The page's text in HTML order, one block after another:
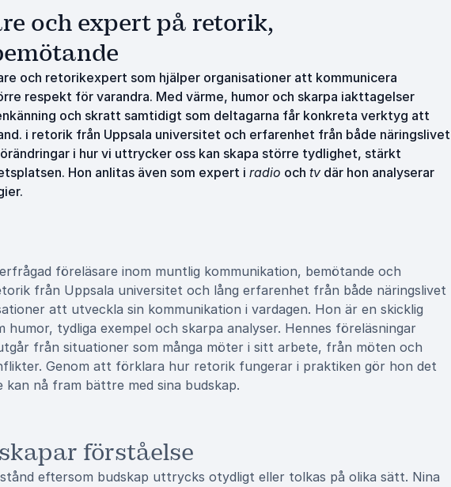
och expert på retorik,
och retorikexpert som hjälper organisationer att kommunicera
respekt för varandra. Med värme, humor och skarpa iakttagelser
och skratt samtidigt som deltagarna får konkreta verktyg att
i retorik från Uppsala universitet och erfarenhet från både näringslivet
i hur vi uttrycker oss kan skapa större tydlighet, stärkt
Hon anlitas även som expert i radio och tv där hon analyserar
föreläsare inom muntlig kommunikation, bemötande och
från Uppsala universitet och lång erfarenhet från både näringslivet
att utveckla sin kommunikation i vardagen. Hon är en skicklig
humor, tydliga exempel och skarpa analyser. Hennes föreläsningar
från situationer som många möter i sitt arbete, från möten och
Genom att förklara hur retorik fungerar i praktiken gör hon det
nå fram bättre med sina budskap.
förståelse
eftersom budskap uttrycks otydligt eller tolkas på olika sätt. Nina